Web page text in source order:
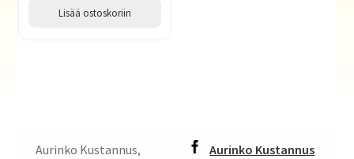
Lisää ostoskoriin
Aurinko Kustannus,
Aurinko Kustannus